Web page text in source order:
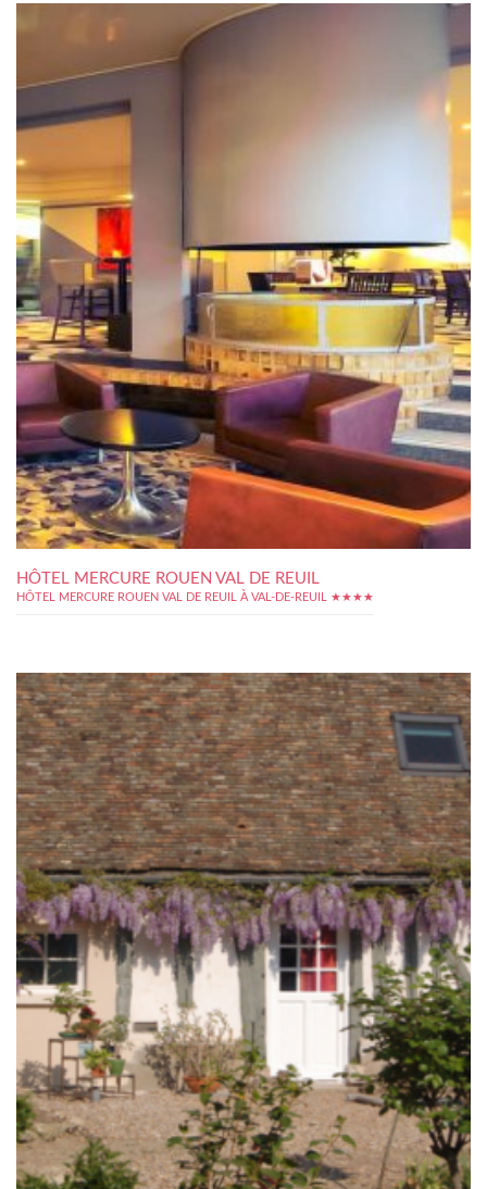
HÔTEL MERCURE ROUEN VAL DE REUIL
HÔTEL MERCURE ROUEN VAL DE REUIL À VAL-DE-REUIL ★★★★